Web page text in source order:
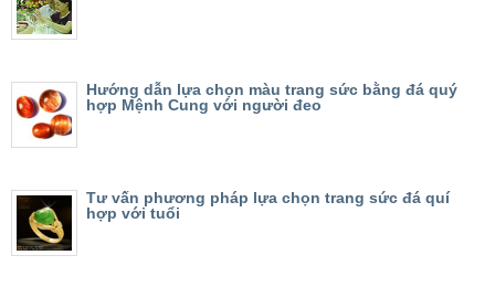
Hướng dẫn lựa chọn màu trang sức bằng đá quý
hợp Mệnh Cung với người đeo
Tư vấn phương pháp lựa chọn trang sức đá quí
hợp với tuổi